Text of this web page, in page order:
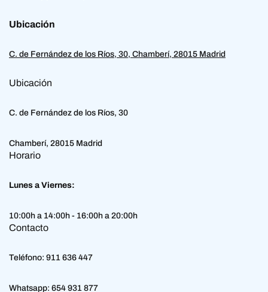
Ubicación
C. de Fernández de los Ríos, 30, Chamberí, 28015 Madrid
Ubicación
C. de Fernández de los Ríos, 30
Chamberí, 28015 Madrid
Horario
Lunes a Viernes:
10:00h a 14:00h - 16:00h a 20:00h
Contacto
Teléfono: 911 636 447
Whatsapp: 654 931 877